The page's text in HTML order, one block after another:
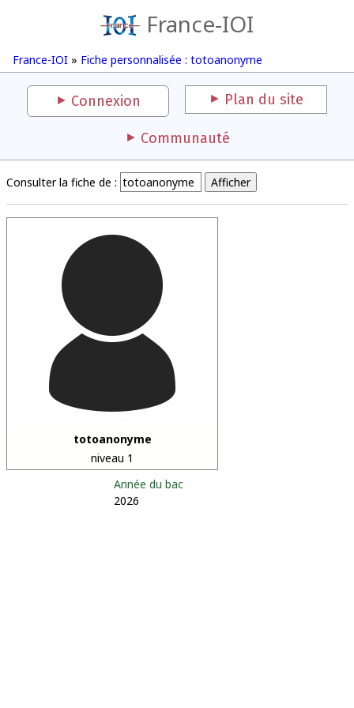
France-IOI
France-IOI » Fiche personnalisée : totoanonyme
Connexion Plan du site
Communauté
Consulter la fiche de :
totoanonyme
niveau 1
Année du bac
2026